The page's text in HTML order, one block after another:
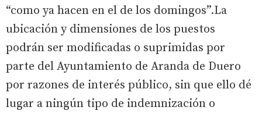
“como ya hacen en el de los domingos”.La
ubicación y dimensiones de los puestos
podrán ser modificadas o suprimidas por
parte del Ayuntamiento de Aranda de Duero
por razones de interés público, sin que ello dé
lugar a ningún tipo de indemnización o